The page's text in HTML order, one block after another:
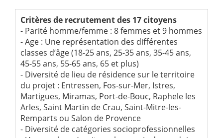
Critères de recrutement des 17 citoyens
- Parité homme/femme : 8 femmes et 9 hommes
- Age : Une représentation des différentes
classes d’âge (18-25 ans, 25-35 ans, 35-45 ans,
45-55 ans, 55-65 ans, 65 et plus)
- Diversité de lieu de résidence sur le territoire
du projet : Entressen, Fos-sur-Mer, Istres,
Martigues, Miramas, Port-de-Bouc, Raphele les
Arles, Saint Martin de Crau, Saint-Mitre-les-
Remparts ou Salon de Provence
- Diversité de catégories socioprofessionnelles